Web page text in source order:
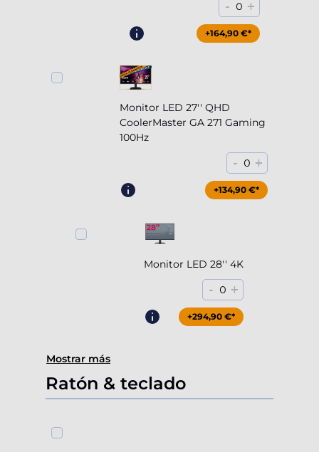
- 0 +
+164,90 €*
Monitor LED 27'' QHD
CoolerMaster GA 271 Gaming
100Hz
- 0 +
+204,90 €*
+134,90 €*
Monitor LED 28'' 4K
- 0 +
+294,90 €*
Mostrar más
Ratón & teclado